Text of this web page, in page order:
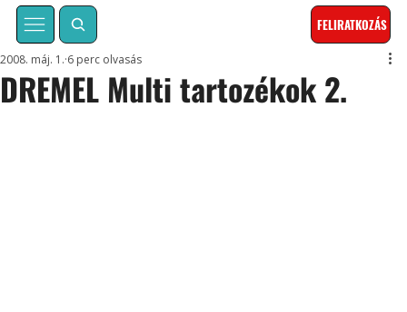
FELIRATKOZÁS
DREMEL Multi tartozékok 2.
2008. máj. 1. 6 perc olvasás